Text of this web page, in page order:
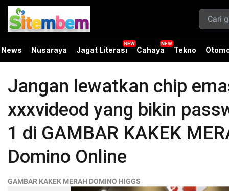
News Nusaraya Jagat Literasi Cahaya Tekno
Jangan lewatkan chip
xxxvideod yang bikin
1 di GAMBAR KAKEK
Domino Online
GAMBAR KAKEK MERAH DOMINO HIGGS